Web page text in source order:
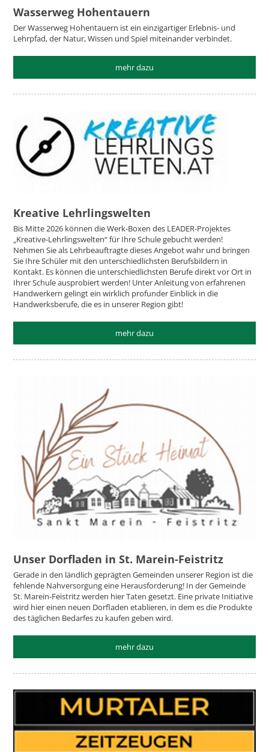
Wasserweg Hohentauern
Der Wasserweg Hohentauern ist ein einzigartiger Erlebnis- und
Lehrpfad, der Natur, Wissen und Spiel miteinander verbindet.
mehr dazu
Kreative Lehrlingswelten
Bis Mitte 2026 können die Werk-Boxen des LEADER-Projektes
„Kreative-Lehrlingswelten“ für Ihre Schule gebucht werden!
Nehmen Sie als Lehrbeauftragte dieses Angebot wahr und bringen
Sie Ihre Schüler mit den unterschiedlichsten Berufsbildern in
Kontakt. Es können die unterschiedlichsten Berufe direkt vor Ort in
Ihrer Schule ausprobiert werden! Unter Anleitung von erfahrenen
Handwerkern gelingt ein wirklich profunder Einblick in die
Handwerksberufe, die es in unserer Region gibt!
mehr dazu
Unser Dorfladen in St. Marein-Feistritz
Gerade in den ländlich geprägten Gemeinden unserer Region ist die
fehlende Nahversorgung eine Herausforderung! In der Gemeinde
St. Marein-Feistritz werden hier Taten gesetzt. Eine private Initiative
wird hier einen neuen Dorfladen etablieren, in dem es die Produkte
des täglichen Bedarfes zu kaufen geben wird.
mehr dazu